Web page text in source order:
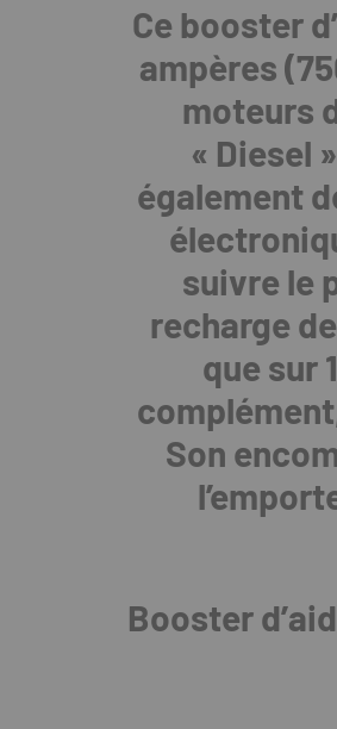
Ce booster
ampères
moteurs
« Diesel
également
suivre le
recharge
que sur
Son
Booster